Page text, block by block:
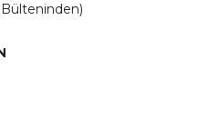
Bülteninden)